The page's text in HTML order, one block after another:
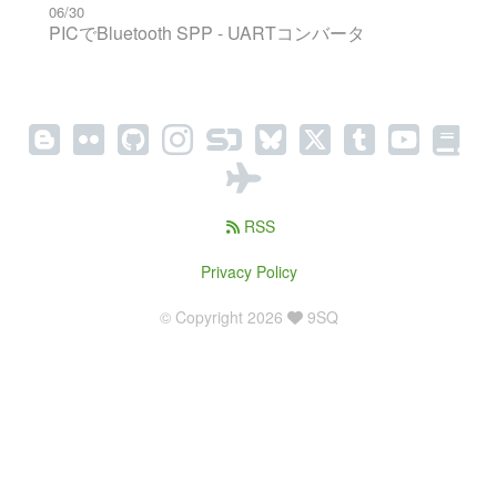
06/30
PICでBluetooth SPP - UARTコンバータ
RSS
Privacy Policy
© Copyright 2026 9SQ